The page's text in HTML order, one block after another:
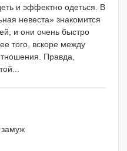
и эффектно одеться. В
невеста» знакомится
и они очень быстро
того, вскоре между
Правда,